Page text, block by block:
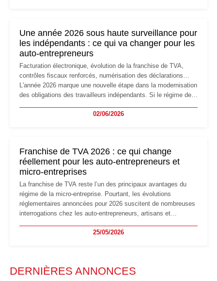
Une année 2026 sous haute surveillance pour
les indépendants : ce qui va changer pour les
auto-entrepreneurs
Facturation électronique, évolution de la franchise de TVA,
contrôles fiscaux renforcés, numérisation des déclarations…
L'année 2026 marque une nouvelle étape dans la modernisation
des obligations des travailleurs indépendants. Si le régime de
les auto-entrepreneurs devront s'adapter à un environnement
02/06/2026
Franchise de TVA 2026 : ce qui change
réellement pour les auto-entrepreneurs et
micro-entreprises
La franchise de TVA reste l’un des principaux avantages du
régime de la micro-entreprise. Pourtant, les évolutions
réglementaires annoncées pour 2026 suscitent de nombreuses
interrogations chez les auto-entrepreneurs, artisans et
facturation ou risque de bascule vers la TVA : les règles
25/05/2026
DERNIÈRES ANNONCES